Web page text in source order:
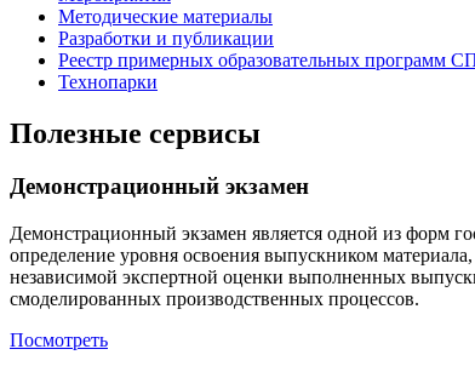
Методические материалы
Разработки и публикации
Реестр примерных образовательных программ
Технопарки
Полезные сервисы
Демонстрационный экзамен
Демонстрационный экзамен является одной из форм
определение уровня освоения выпускником
независимой экспертной оценки выполненных
смоделированных производственных процессов.
Посмотреть